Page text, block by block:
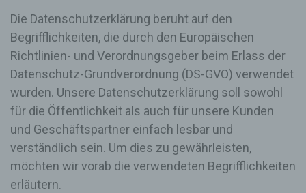
Die Datenschutzerklärung beruht auf den
Begrifflichkeiten, die durch den Europäischen
Richtlinien- und Verordnungsgeber beim Erlass der
Datenschutz-Grundverordnung (DS-GVO) verwendet
wurden. Unsere Datenschutzerklärung soll sowohl
für die Öffentlichkeit als auch für unsere Kunden
und Geschäftspartner einfach lesbar und
verständlich sein. Um dies zu gewährleisten,
möchten wir vorab die verwendeten Begrifflichkeiten
erläutern.